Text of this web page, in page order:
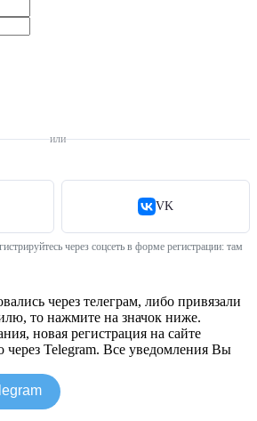
или
VK
через соцсеть в форме регистрации: там
через телеграм, либо привязали
то нажмите на значок ниже.
новая регистрация на сайте
через Telegram. Все уведомления Вы